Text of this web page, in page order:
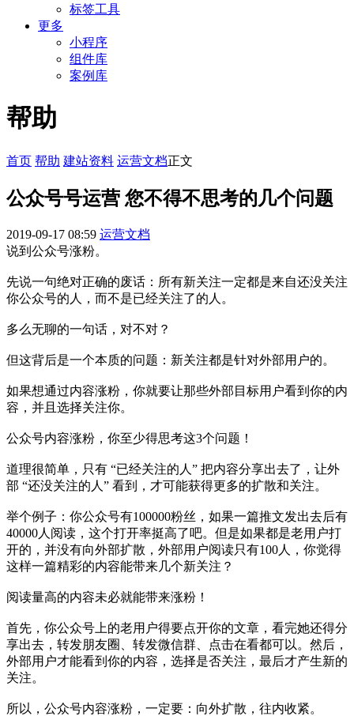
标签工具
更多
小程序
组件库
案例库
帮助
首页 帮助 建站资料 运营文档正文
公众号号运营 您不得不思考的几个问题
2019-09-17 08:59 运营文档
说到公众号涨粉。
先说一句绝对正确的废话：所有新关注一定都是来自还没关注
你公众号的人，而不是已经关注了的人。
多么无聊的一句话，对不对？
但这背后是一个本质的问题：新关注都是针对外部用户的。
如果想通过内容涨粉，你就要让那些外部目标用户看到你的内
容，并且选择关注你。
公众号内容涨粉，你至少得思考这3个问题！
道理很简单，只有 “已经关注的人” 把内容分享出去了，让外
部 “还没关注的人” 看到，才可能获得更多的扩散和关注。
举个例子：你公众号有100000粉丝，如果一篇推文发出去后有
40000人阅读，这个打开率挺高了吧。但是如果都是老用户打
开的，并没有向外部扩散，外部用户阅读只有100人，你觉得
这样一篇精彩的内容能带来几个新关注？
阅读量高的内容未必就能带来涨粉！
首先，你公众号上的老用户得要点开你的文章，看完她还得分
享出去，转发朋友圈、转发微信群、点击在看都可以。然后，
外部用户才能看到你的内容，选择是否关注，最后才产生新的
关注。
所以，公众号内容涨粉，一定要：向外扩散，往内收紧。